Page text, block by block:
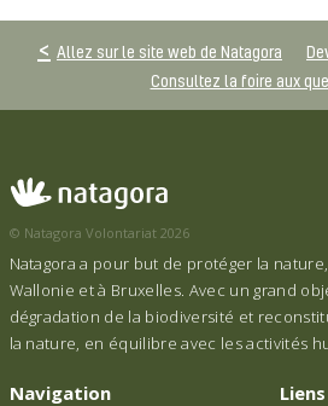
Allez sur le site web de Natagora
Consultez la foire aux
© Natagora Volontariat 2026
Natagora a pour but de protéger la
Wallonie et à Bruxelles. Avec un grand
dégradation de la biodiversité et
la nature, en équilibre avec les activités
Navigation
Liens